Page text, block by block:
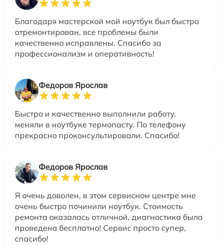
Благодаря мастерской мой ноутбук был быстро
отремонтирован, все проблемы были
качественно исправлены. Спасибо за
профессионализм и оперативность!
Федоров Ярослав
Быстро и качественно выполнили работу,
меняли в ноутбуке термопасту. По телефону
прекрасно проконсультировали. Спасибо!
Федоров Ярослав
Я очень доволен, в этом сервисном центре мне
очень быстро починили ноутбук. Стоимость
ремонта оказалась отличной, диагностика была
проведена бесплатно! Сервис просто супер,
спасибо!